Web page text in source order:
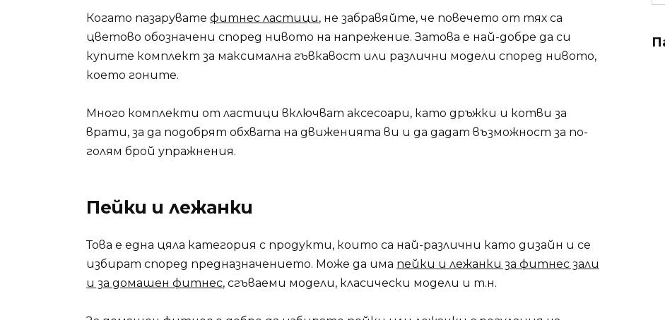
Когато пазарувате фитнес ластици, не забравяйте, че повечето от тях са
цветово обозначени според нивото на напрежение. Затова е най-добре да си
купите комплект за максимална гъвкавост или различни модели според нивото,
което гоните.
Много комплекти от ластици включват аксесоари, като дръжки и котви за
врати, за да подобрят обхвата на движенията ви и да дадат възможност за по-
голям брой упражнения.
Пейки и лежанки
Това е една цяла категория с продукти, които са най-различни като дизайн и се
избират според предназначението. Може да има пейки и лежанки за фитнес зали
и за домашен фитнес, сгъваеми модели, класически модели и т.н.